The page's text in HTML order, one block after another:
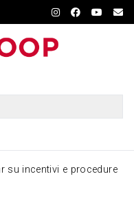
su incentivi e procedure